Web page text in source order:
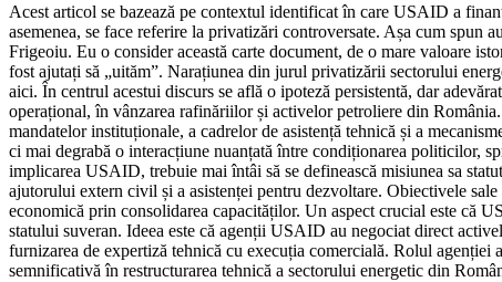
Acest articol se bazează pe contextul identificat în care USAID a
asemenea, se face referire la privatizări controversate. Așa cum
Frigeoiu. Eu o consider această carte document, de o mare valoare
fost ajutați să „uităm”. Narațiunea din jurul privatizării sectorului
aici. În centrul acestui discurs se află o ipoteză persistentă, dar
operațional, în vânzarea rafinăriilor și activelor petroliere din
mandatelor instituționale, a cadrelor de asistență tehnică și a
ci mai degrabă o interacțiune nuanțată între condiționarea politicilor,
implicarea USAID, trebuie mai întâi să se definească misiunea sa
ajutorului extern civil și a asistenței pentru dezvoltare. Obiectivele
economică prin consolidarea capacităților. Un aspect crucial este că
statului suveran. Ideea este că agenții USAID au negociat direct
furnizarea de expertiză tehnică cu execuția comercială. Rolul
semnificativă în restructurarea tehnică a sectorului energetic din